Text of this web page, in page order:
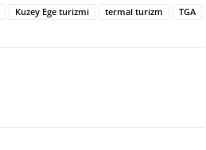
Kuzey Ege turizmi termal turizm TGA